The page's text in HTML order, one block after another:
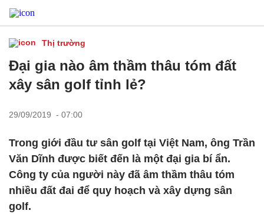
Thị trường
Đại gia nào âm thầm thâu tóm đất
xây sân golf tỉnh lẻ?
29/09/2019 - 07:00
Trong giới đầu tư sân golf tại Việt Nam, ông Trần
Văn Dĩnh được biết đến là một đại gia bí ẩn.
Công ty của người này đã âm thầm thâu tóm
nhiều đất đai để quy hoạch và xây dựng sân
golf.